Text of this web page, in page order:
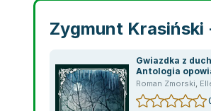
Zygmunt Krasiński
Gwiazdka z
Antologia
grozy
Roman Zmorski,